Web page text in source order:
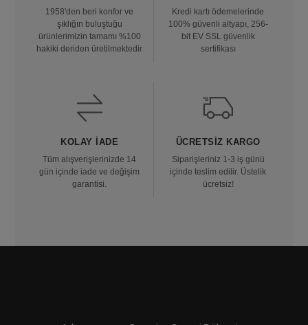
1958'den beri konfor ve
şıklığın buluştuğu
ürünlerimizin tamamı %100
hakiki deriden üretilmektedir
Kredi kartı ödemelerinde
100% güvenli altyapı, 256-
bit EV SSL güvenlik
sertifikası
KOLAY İADE
Tüm alışverişlerinizde 14
gün içinde iade ve değişim
garantisi.
ÜCRETSIZ KARGO
Siparişleriniz 1-3 iş günü
içinde teslim edilir. Üstelik
ücretsiz!